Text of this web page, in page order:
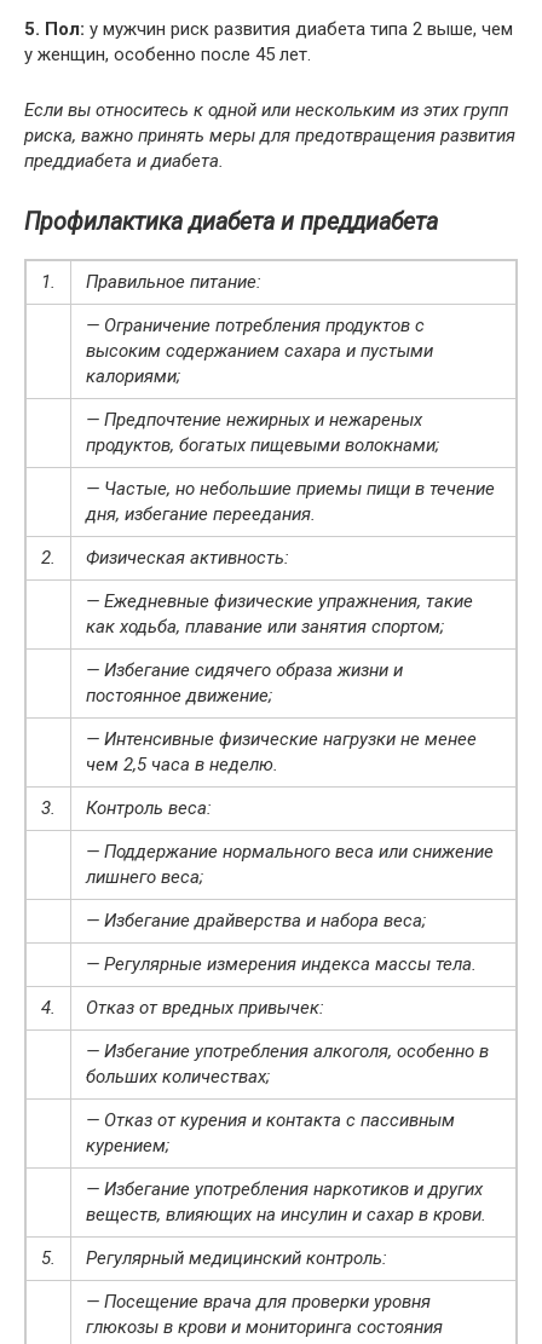
5. Пол: у мужчин риск развития диабета типа 2 выше, чем
у женщин, особенно после 45 лет.
Если вы относитесь к одной или нескольким из этих групп
риска, важно принять меры для предотвращения развития
преддиабета и диабета.
Профилактика диабета и преддиабета
1.
Правильное питание:
— Ограничение потребления продуктов с
высоким содержанием сахара и пустыми
калориями;
— Предпочтение нежирных и нежареных
продуктов, богатых пищевыми волокнами;
— Частые, но небольшие приемы пищи в течение
дня, избегание переедания.
2.
Физическая активность:
— Ежедневные физические упражнения, такие
как ходьба, плавание или занятия спортом;
— Избегание сидячего образа жизни и
постоянное движение;
— Интенсивные физические нагрузки не менее
чем 2,5 часа в неделю.
3.
Контроль веса:
— Поддержание нормального веса или снижение
лишнего веса;
— Избегание драйверства и набора веса;
— Регулярные измерения индекса массы тела.
4.
Отказ от вредных привычек:
— Избегание употребления алкоголя, особенно в
больших количествах;
— Отказ от курения и контакта с пассивным
курением;
— Избегание употребления наркотиков и других
веществ, влияющих на инсулин и сахар в крови.
5.
Регулярный медицинский контроль:
— Посещение врача для проверки уровня
глюкозы в крови и мониторинга состояния